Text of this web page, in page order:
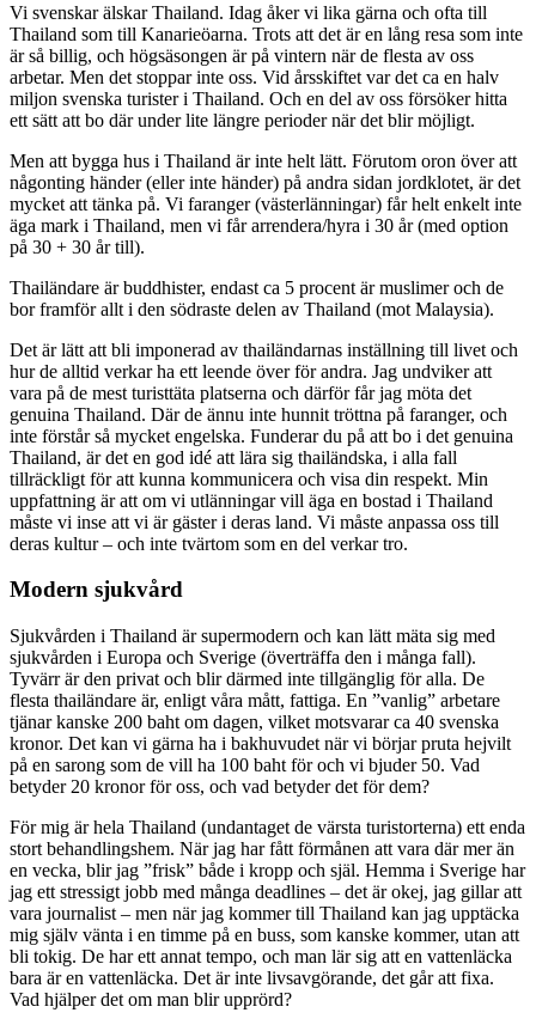
Vi svenskar älskar Thailand. Idag åker vi lika gärna och ofta till
Thailand som till Kanarieöarna. Trots att det är en lång resa som inte
är så billig, och högsäsongen är på vintern när de flesta av oss
arbetar. Men det stoppar inte oss. Vid årsskiftet var det ca en halv
miljon svenska turister i Thailand. Och en del av oss försöker hitta
ett sätt att bo där under lite längre perioder när det blir möjligt.
Men att bygga hus i Thailand är inte helt lätt. Förutom oron över att
någonting händer (eller inte händer) på andra sidan jordklotet, är det
mycket att tänka på. Vi faranger (västerlänningar) får helt enkelt inte
äga mark i Thailand, men vi får arrendera/hyra i 30 år (med option
på 30 + 30 år till).
Thailändare är buddhister, endast ca 5 procent är muslimer och de
bor framför allt i den södraste delen av Thailand (mot Malaysia).
Det är lätt att bli imponerad av thailändarnas inställning till livet och
hur de alltid verkar ha ett leende över för andra. Jag undviker att
vara på de mest turisttäta platserna och därför får jag möta det
genuina Thailand. Där de ännu inte hunnit tröttna på faranger, och
inte förstår så mycket engelska. Funderar du på att bo i det genuina
Thailand, är det en god idé att lära sig thailändska, i alla fall
tillräckligt för att kunna kommunicera och visa din respekt. Min
uppfattning är att om vi utlänningar vill äga en bostad i Thailand
måste vi inse att vi är gäster i deras land. Vi måste anpassa oss till
deras kultur – och inte tvärtom som en del verkar tro.
Modern sjukvård
Sjukvården i Thailand är supermodern och kan lätt mäta sig med
sjukvården i Europa och Sverige (överträffa den i många fall).
Tyvärr är den privat och blir därmed inte tillgänglig för alla. De
flesta thailändare är, enligt våra mått, fattiga. En ”vanlig” arbetare
tjänar kanske 200 baht om dagen, vilket motsvarar ca 40 svenska
kronor. Det kan vi gärna ha i bakhuvudet när vi börjar pruta hejvilt
på en sarong som de vill ha 100 baht för och vi bjuder 50. Vad
betyder 20 kronor för oss, och vad betyder det för dem?
För mig är hela Thailand (undantaget de värsta turistorterna) ett enda
stort behandlingshem. När jag har fått förmånen att vara där mer än
en vecka, blir jag ”frisk” både i kropp och själ. Hemma i Sverige har
jag ett stressigt jobb med många deadlines – det är okej, jag gillar att
vara journalist – men när jag kommer till Thailand kan jag upptäcka
mig själv vänta i en timme på en buss, som kanske kommer, utan att
bli tokig. De har ett annat tempo, och man lär sig att en vattenläcka
bara är en vattenläcka. Det är inte livsavgörande, det går att fixa.
Vad hjälper det om man blir upprörd?